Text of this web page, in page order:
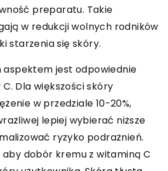
preparatu. Takie
w redukcji wolnych rodników
starzenia się skóry.
aspektem jest odpowiednie
Dla większości skóry
w przedziale 10-20%,
lepiej wybierać niższe
ryzyko podrażnień.
dobór kremu z witaminą C